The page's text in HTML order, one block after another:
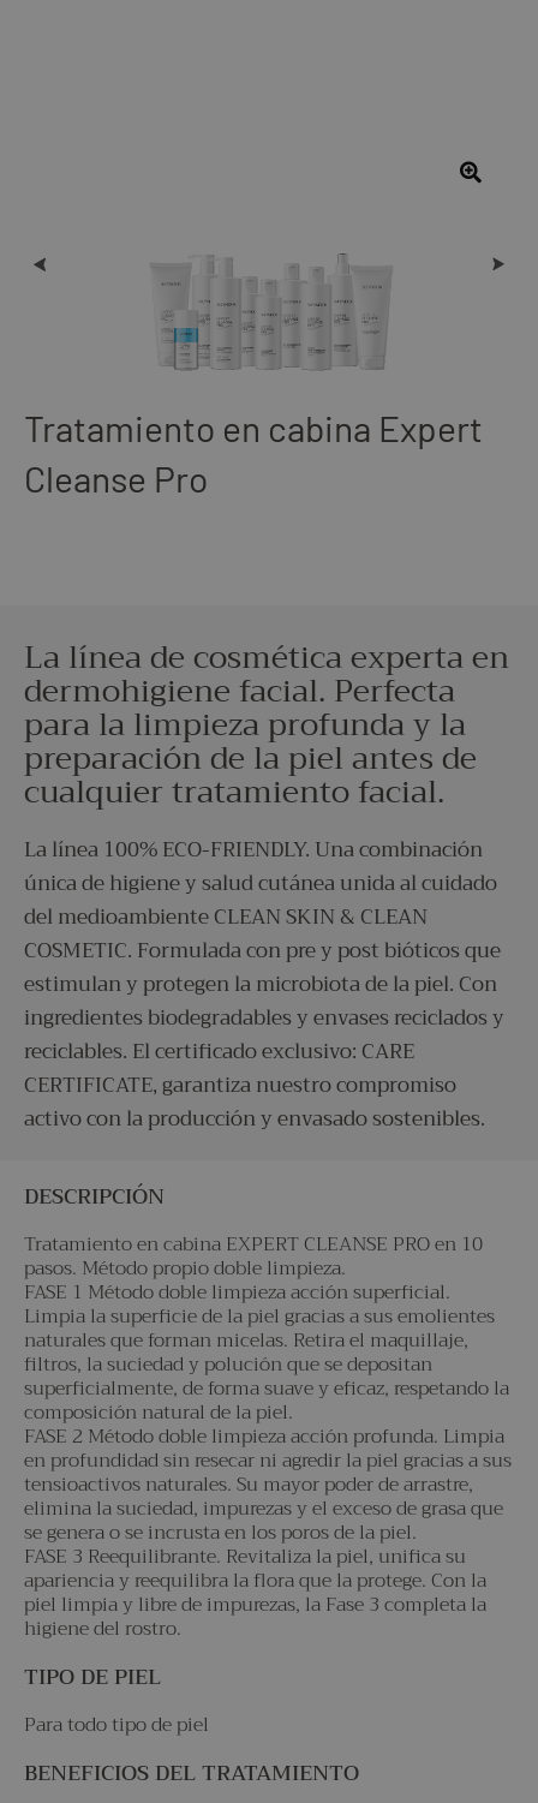
Tratamiento en cabina Expert
Cleanse Pro
La línea de cosmética experta en
dermohigiene facial. Perfecta
para la limpieza profunda y la
preparación de la piel antes de
cualquier tratamiento facial.
La línea 100% ECO-FRIENDLY. Una combinación
única de higiene y salud cutánea unida al cuidado
del medioambiente CLEAN SKIN & CLEAN
COSMETIC. Formulada con pre y post bióticos que
estimulan y protegen la microbiota de la piel. Con
ingredientes biodegradables y envases reciclados y
reciclables. El certificado exclusivo: CARE
CERTIFICATE, garantiza nuestro compromiso
activo con la producción y envasado sostenibles.
DESCRIPCIÓN
Tratamiento en cabina EXPERT CLEANSE PRO en 10
pasos. Método propio doble limpieza.
FASE 1 Método doble limpieza acción superficial.
Limpia la superficie de la piel gracias a sus emolientes
naturales que forman micelas. Retira el maquillaje,
filtros, la suciedad y polución que se depositan
superficialmente, de forma suave y eficaz, respetando la
composición natural de la piel.
FASE 2 Método doble limpieza acción profunda. Limpia
en profundidad sin resecar ni agredir la piel gracias a sus
tensioactivos naturales. Su mayor poder de arrastre,
elimina la suciedad, impurezas y el exceso de grasa que
se genera o se incrusta en los poros de la piel.
FASE 3 Reequilibrante. Revitaliza la piel, unifica su
apariencia y reequilibra la flora que la protege. Con la
piel limpia y libre de impurezas, la Fase 3 completa la
higiene del rostro.
TIPO DE PIEL
Para todo tipo de piel
BENEFICIOS DEL TRATAMIENTO